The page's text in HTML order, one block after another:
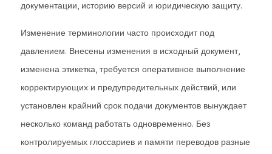
документации, историю версий и юридическую защиту.
Изменение терминологии часто происходит под
давлением. Внесены изменения в исходный документ,
изменена этикетка, требуется оперативное выполнение
корректирующих и предупредительных действий, или
установлен крайний срок подачи документов вынуждает
несколько команд работать одновременно. Без
контролируемых глоссариев и памяти переводов разные